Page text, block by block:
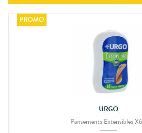
URGO
Pansements Extensibles